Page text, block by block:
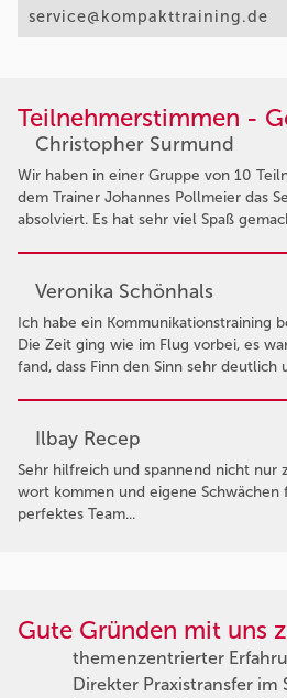
service@kompakttraining.de
Teilnehmerstimmen -
Christopher Surmund
Wir haben in einer Gruppe von 10
dem Trainer Johannes Pollmeier das
absolviert. Es hat sehr viel Spaß
Veronika Schönhals
Ich habe ein Kommunikationstraining
Die Zeit ging wie im Flug vorbei, es
fand, dass Finn den Sinn sehr deutlich
Ilbay Recep
Sehr hilfreich und spannend nicht nur
wort kommen und eigene Schwächen
perfektes Team...
Gute Gründen mit uns
themenzentrierter
Direkter Praxistransfer im